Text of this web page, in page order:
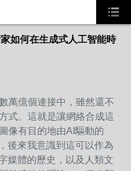
如何在生成式人工智能時
萬億個連接中，雖然還不
式。這就是讓網絡合成這
像有目的地由AI驅動的
後來我意識到這可以作為
媒體的歷史，以及人類文